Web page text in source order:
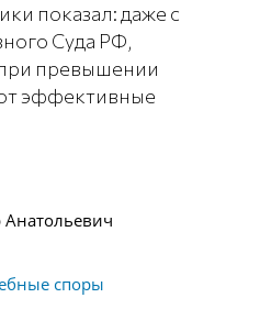
показал: даже с
Суда РФ,
превышении
эффективные
Анатольевич
споры